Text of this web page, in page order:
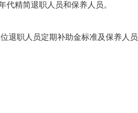
代精简退职人员和保养人员。
退职人员定期补助金标准及保养人员